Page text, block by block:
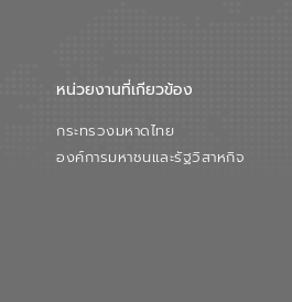
หน่วยงานที่เกียวข้อง
กระทรวงมหาดไทย
องค์การมหาชนและรัฐวิสาหกิจ